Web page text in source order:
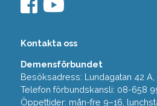
Kontakta oss
Demensförbundet
Besöksadress: Lundagatan 42 A,
Telefon förbundskansli: 08-658
Öppettider: mån-fre 9–16,